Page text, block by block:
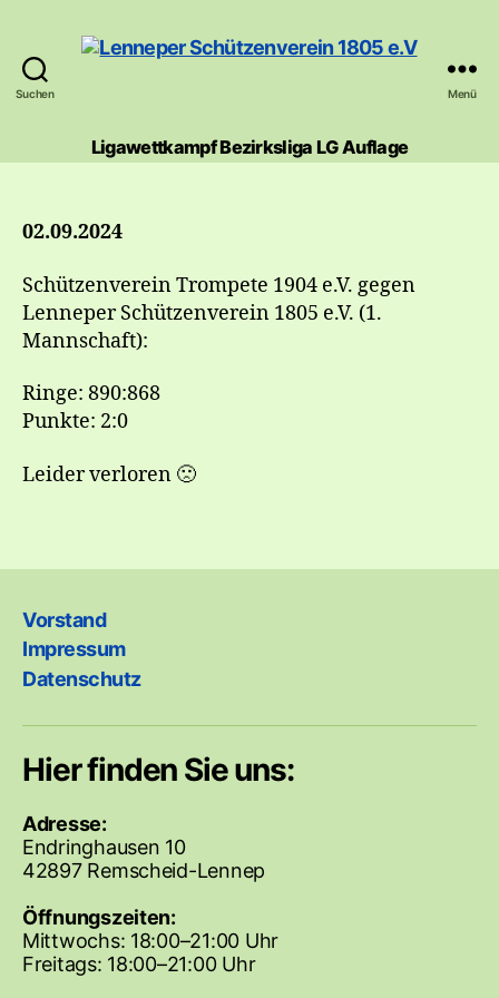
Suchen
Schützenverein
1805
Menü
Ligawettkampf Bezirksliga LG Auflage
02.09.2024
Schützenverein Trompete 1904 e.V. gegen
Lenneper Schützenverein 1805 e.V. (1.
Mannschaft):
Ringe: 890:868
Punkte: 2:0
Leider verloren 🙁
Vorstand
Impressum
Datenschutz
Hier finden Sie uns:
Adresse:
Endringhausen 10
42897 Remscheid-Lennep
Öffnungszeiten:
Mittwochs: 18:00–21:00 Uhr
Freitags: 18:00–21:00 Uhr